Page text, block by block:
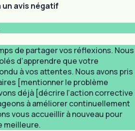
un avis négatif
de partager vos réflexions. Nous
d’apprendre que votre
à vos attentes. Nous avons pris
[mentionner le problème
déjà [décrire l’action corrective
à améliorer continuellement
vous accueillir à nouveau pour
meilleure.